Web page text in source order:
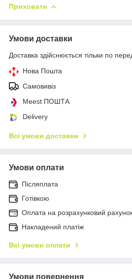
Приховати
Умови доставки
Доставка здійснюється тільки по
Нова Пошта
Самовивіз
Meest ПОШТА
Delivery
Всі умови доставки
Умови оплати
Післяплата
Готівкою
Оплата на розрахунковий
Накладений платіж
Всі умови оплати
Умови повернення